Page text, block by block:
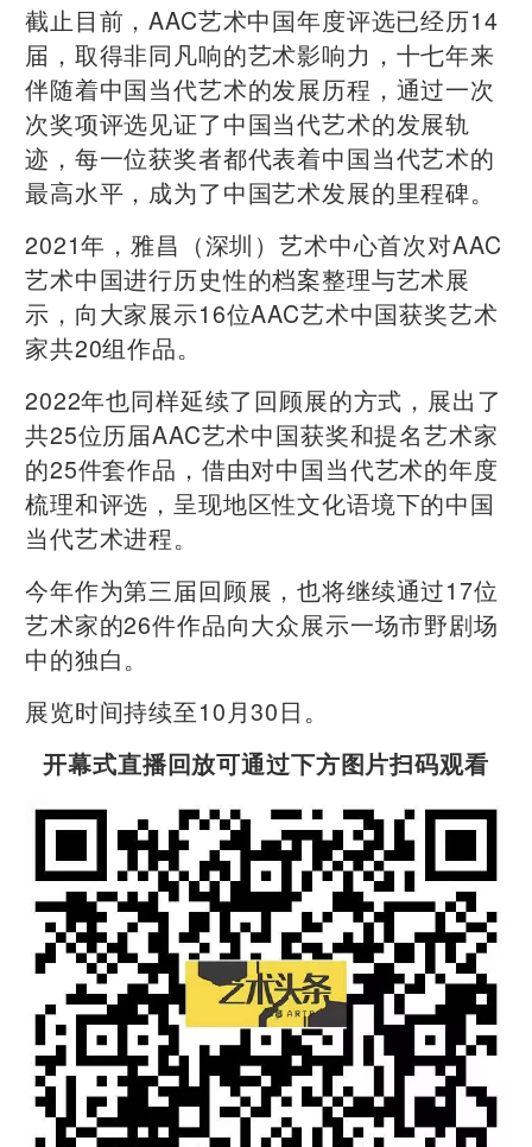
截止目前，AAC艺术中国年度评选已经历14
届，取得非同凡响的艺术影响力，十七年来
伴随着中国当代艺术的发展历程，通过一次
次奖项评选见证了中国当代艺术的发展轨
迹，每一位获奖者都代表着中国当代艺术的
最高水平，成为了中国艺术发展的里程碑。
2021年，雅昌（深圳）艺术中心首次对AAC
艺术中国进行历史性的档案整理与艺术展
示，向大家展示16位AAC艺术中国获奖艺术
家共20组作品。
2022年也同样延续了回顾展的方式，展出了
共25位历届AAC艺术中国获奖和提名艺术家
的25件套作品，借由对中国当代艺术的年度
梳理和评选，呈现地区性文化语境下的中国
当代艺术进程。
今年作为第三届回顾展，也将继续通过17位
艺术家的26件作品向大众展示一场市野剧场
中的独白。
展览时间持续至10月30日。
开幕式直播回放可通过下方图片扫码观看